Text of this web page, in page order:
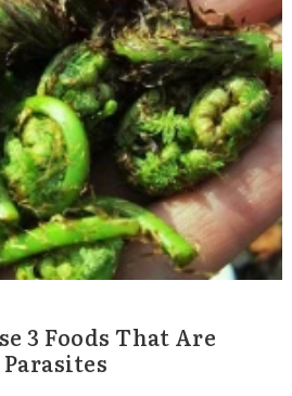
3 Foods That Are